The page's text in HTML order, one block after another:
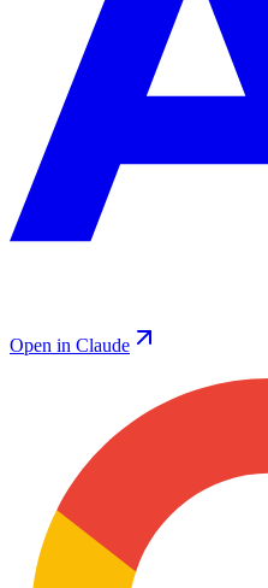
Open in Claude